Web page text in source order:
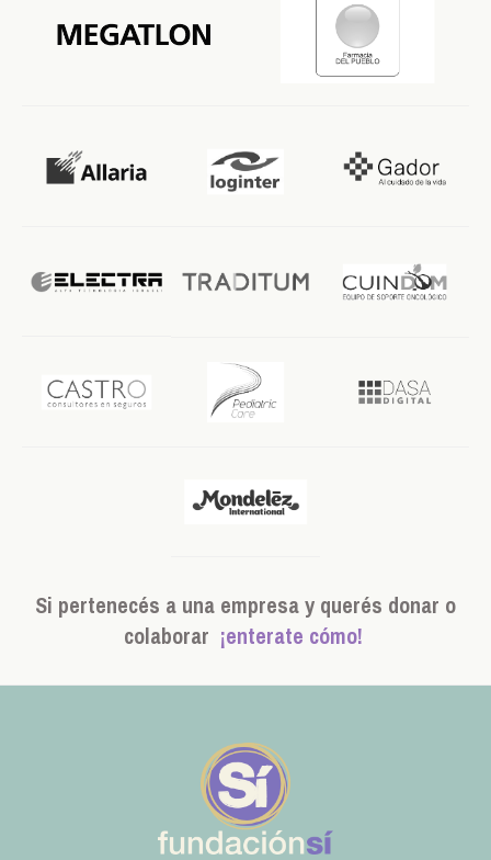
Si pertenecés a una empresa y querés donar o
colaborar ¡enterate cómo!